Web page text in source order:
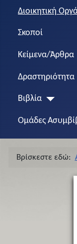
Διοικητική
Σκοποί
Κείμενα/Άρθρα
Δραστηριότητα
Βιβλία
Ομάδες
Βρίσκεστε εδώ: